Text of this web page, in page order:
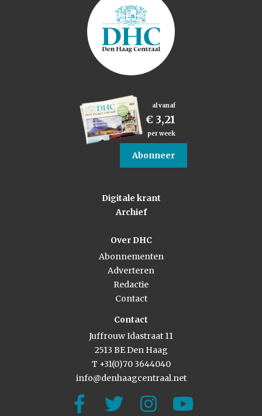
al vanaf
€ 3,21
per week
Abonneer
Digitale krant
Archief
Over DHC
Abonnementen
Adverteren
Redactie
Contact
Contact
Juffrouw Idastraat 11
2513 BE Den Haag
T +31(0)70 3644040
info@denhaagcentraal.net